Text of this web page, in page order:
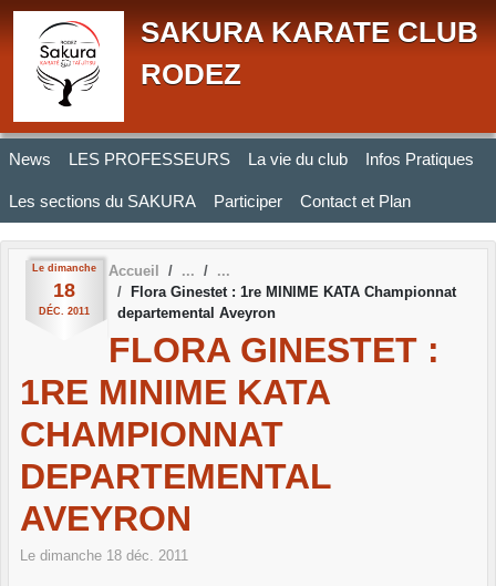
SAKURA KARATE CLUB
RODEZ
News LES PROFESSEURS La vie du club Infos Pratiques
Les sections du SAKURA Participer Contact et Plan
Le dimanche
18
DÉC. 2011
Accueil
Flora Ginestet : 1re MINIME KATA Championnat
departemental Aveyron
FLORA GINESTET :
1RE MINIME KATA
CHAMPIONNAT
DEPARTEMENTAL
AVEYRON
Le dimanche 18 déc. 2011
Panneau de gestion des cookies